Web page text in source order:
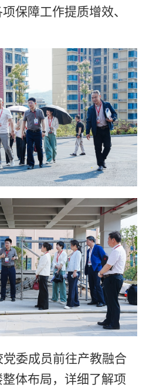
保障工作提质增效、
委成员前往产教融合
体布局，详细了解项